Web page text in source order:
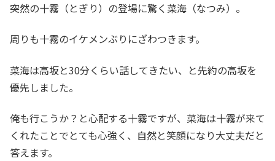
突然の十霧（とぎり）の登場に驚く菜海（なつみ）。
周りも十霧のイケメンぶりにざわつきます。
菜海は高坂と30分くらい話してきたい、と先約の高坂を
優先しました。
俺も行こうか？と心配する十霧ですが、菜海は十霧が来て
くれたことでとても心強く、自然と笑顔になり大丈夫だと
答えます。